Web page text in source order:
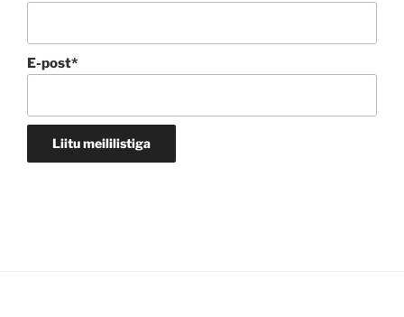
E-post*